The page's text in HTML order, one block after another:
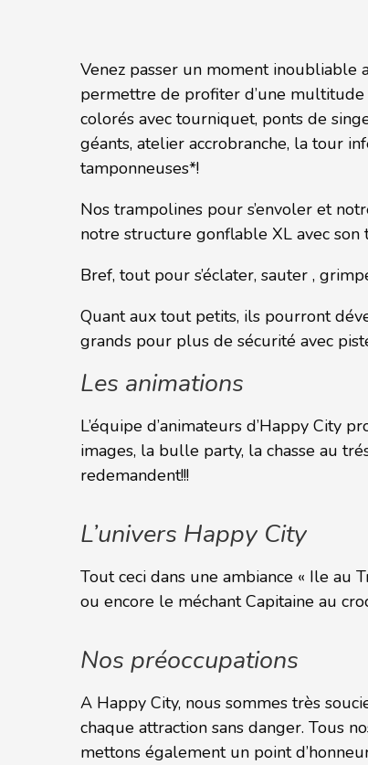
Venez passer un moment
permettre de profiter d’une
colorés avec tourniquet, ponts de
géants, atelier accrobranche, la tour
tamponneuses*!
Nos trampolines pour s’envoler et
notre structure gonflable XL avec
Bref, tout pour s’éclater, sauter ,
Quant aux tout petits, ils pourront
grands pour plus de sécurité avec
Les animations
L’équipe d’animateurs d’Happy City
images, la bulle party, la chasse au
redemandent!!!
L’univers Happy City
Tout ceci dans une ambiance « Ile au
ou encore le méchant Capitaine au
Nos préoccupations
A Happy City, nous sommes très
chaque attraction sans danger. Tous
mettons également un point